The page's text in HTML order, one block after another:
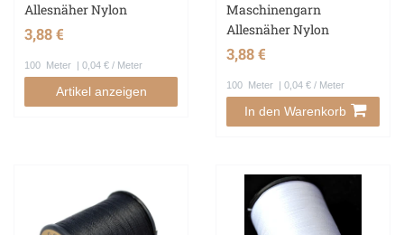
Allesnäher Nylon
3,88 €
100 Meter | 0,04 € / Meter
Artikel anzeigen
Maschinengarn
Allesnäher Nylon
3,88 €
100 Meter | 0,04 € / Meter
In den Warenkorb